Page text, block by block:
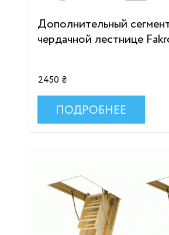
Дополнительный
чердачной лестнице
2450 ₴
ПОДРОБНЕЕ